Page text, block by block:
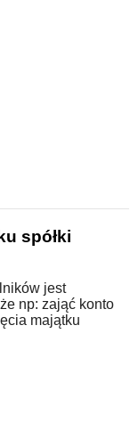
spółki
jest
np: zająć konto
majątku